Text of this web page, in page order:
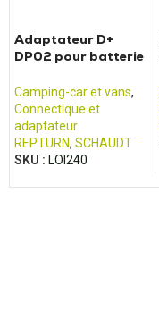
Adaptateur D+
DP02 pour batterie
Camping-car et vans,
Connectique et
adaptateur
REPTURN, SCHAUDT
SKU : LOI240